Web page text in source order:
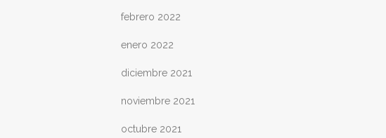
febrero 2022
enero 2022
diciembre 2021
noviembre 2021
octubre 2021